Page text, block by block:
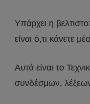
Υπάρχει η
είναι ό,τι κάνετε
Αυτά είναι το
συνδέσμων,